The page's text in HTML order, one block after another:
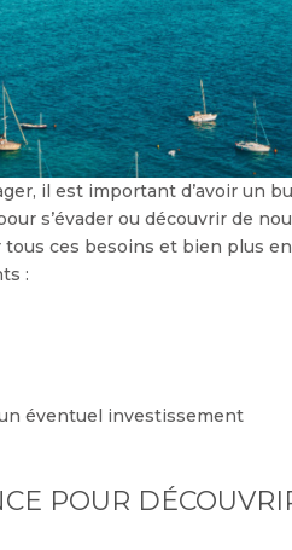
il est important d’avoir un
s’évader ou découvrir de
ces besoins et bien plus
:
éventuel investissement
POUR